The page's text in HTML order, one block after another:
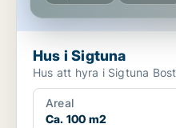
Hus i Sigtuna
Hus att
Areal
Ca. 100 m2